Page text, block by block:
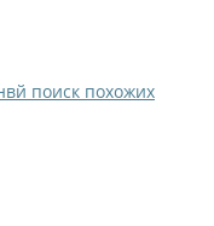
поиск похожих